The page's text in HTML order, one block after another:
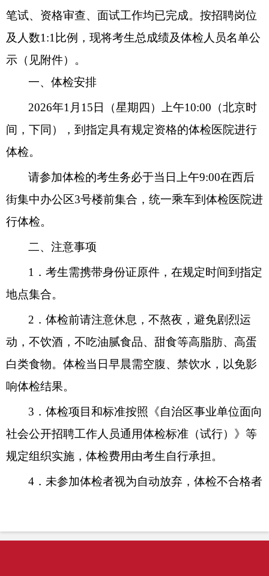
笔试、资格审查、面试工作均已完成。按招聘岗位
及人数1:1 比例，现将考生总成绩及体检人员名单公
示 （见附件）。
一、体检安排
2026年1 月 15 日（星期 四 ）上午10:00 （北京时
间，下同），到指定具有规定资格的体检医院进行
体检。
请参加体检的考生务必于当日上午9:00在西后
街集中办公区3号楼前集合，统一乘车到体检医院进
行体检。
二、注意事项
1 ．考生需携带身份证原件，在规定时间到指定
地点集合。
2 ．体检前请注意休息，不熬夜，避免剧烈运
动，不饮酒，不吃油腻食品、甜食等高脂肪、高蛋
白类食物。体检当日早晨需空腹、禁饮水，以免影
响体检结果。
3 ．体检项目和标准按照《自治区事业单位面向
社会公开招聘工作人员通用体检标准（试行）》等
规定组织实施，体检费用由考生自行承担。
4 ．未参加体检者视为自动放弃，体检不合格者